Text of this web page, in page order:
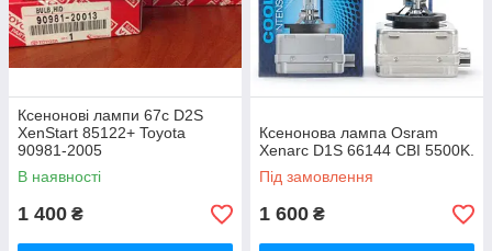
Ксенонові лампи 67с D2S
XenStart 85122+ Toyota
90981-2005
В наявності
1 400 ₴
Ксенонова лампа Osram
Xenarc D1S 66144 CBI 5500K.
Під замовлення
1 600 ₴